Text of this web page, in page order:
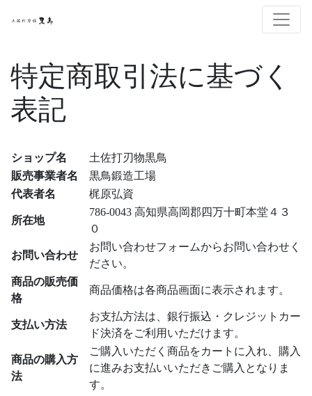
特定商取引法に基づく
表記
ショップ名
土佐打刃物黒鳥
販売事業者名
黒鳥鍛造工場
代表者名
梶原弘資
所在地
786-0043 高知県高岡郡四万十町本堂４３
０
お問い合わせ
お問い合わせフォームからお問い合わせく
ださい。
商品の販売価
格
商品価格は各商品画面に表示されます。
支払い方法
お支払方法は、銀行振込・クレジットカー
ド決済をご利用いただけます。
商品の購入方
法
ご購入いただく商品をカートに入れ、購入
に進みお支払いいただきご購入となりま
す。